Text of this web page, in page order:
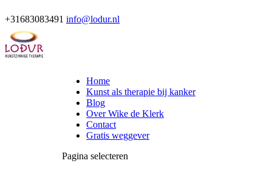
+31683083491 info@lodur.nl
Home
Kunst als therapie bij kanker
Blog
Over Wike de Klerk
Contact
Gratis weggever
Pagina selecteren